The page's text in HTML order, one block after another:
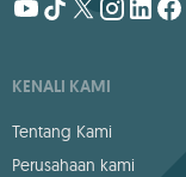
KENALI KAMI
Tentang Kami
Perusahaan kami